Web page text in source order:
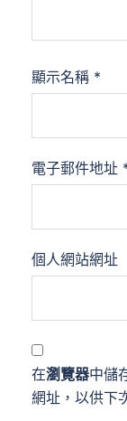
顯示名稱 *
電子郵件地址
個人網站網址
在瀏覽器中儲
網址，以供下